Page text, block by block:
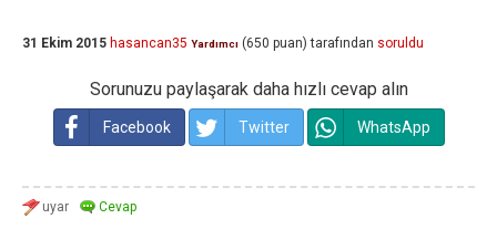
31 Ekim 2015 hasancan35 Yardımcı (650 puan) tarafından soruldu
Sorunuzu paylaşarak daha hızlı cevap alın
Facebook Twitter WhatsApp